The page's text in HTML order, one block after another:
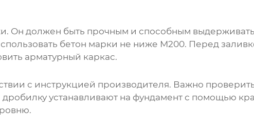
. Он должен быть прочным и способным
бетон марки не ниже М200. Перед
арматурный каркас.
с инструкцией производителя. Важно
устанавливают на фундамент с помощью